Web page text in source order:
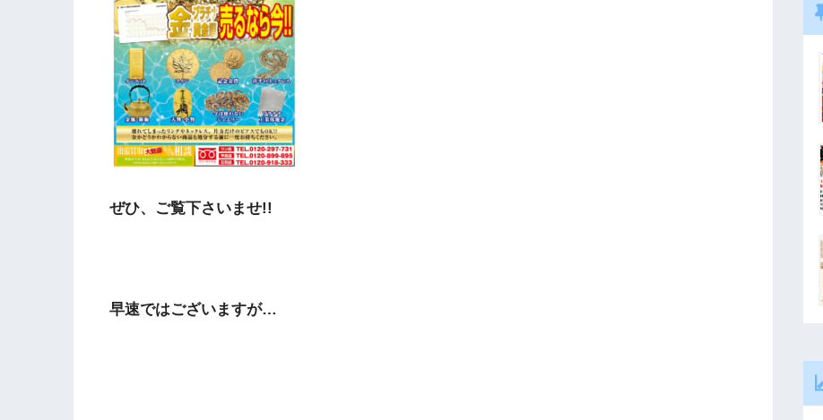
ぜひ、ご覧下さいませ!!
早速ではございますが…